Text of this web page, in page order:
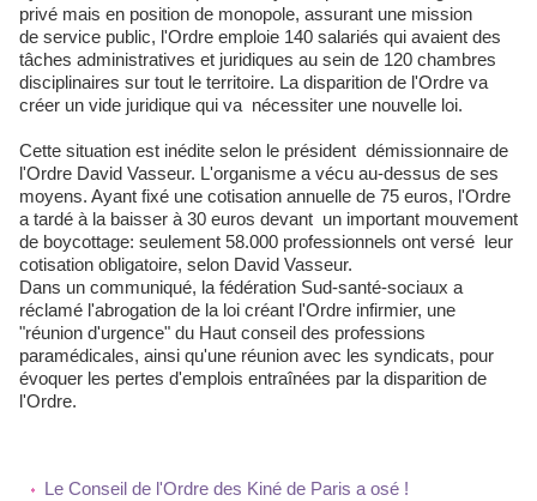
privé mais en position de monopole, assurant une mission
de service public, l'Ordre emploie 140 salariés qui avaient des
tâches administratives et juridiques au sein de 120 chambres
disciplinaires sur tout le territoire. La disparition de l'Ordre va
créer un vide juridique qui va nécessiter une nouvelle loi.
Cette situation est inédite selon le président démissionnaire de
l'Ordre David Vasseur. L'organisme a vécu au-dessus de ses
moyens. Ayant fixé une cotisation annuelle de 75 euros, l'Ordre
a tardé à la baisser à 30 euros devant un important mouvement
de boycottage: seulement 58.000 professionnels ont versé leur
cotisation obligatoire, selon David Vasseur.
Dans un communiqué, la fédération Sud-santé-sociaux a
réclamé l'abrogation de la loi créant l'Ordre infirmier, une
"réunion d'urgence" du Haut conseil des professions
paramédicales, ainsi qu'une réunion avec les syndicats, pour
évoquer les pertes d'emplois entraînées par la disparition de
l'Ordre.
Le Conseil de l'Ordre des Kiné de Paris a osé !